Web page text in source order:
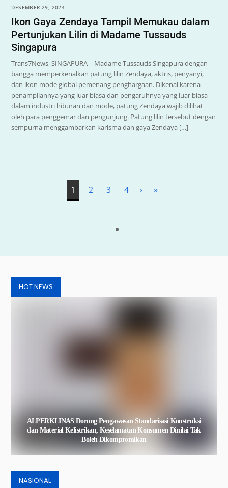
DESEMBER 29, 2024
Ikon Gaya Zendaya Tampil Memukau dalam
Pertunjukan Lilin di Madame Tussauds
Singapura
Trans7News, SINGAPURA – Madame Tussauds Singapura dengan
bangga memperkenalkan patung lilin Zendaya, aktris, penyanyi,
dan ikon mode global pemenang penghargaan. Dikenal karena
penampilannya yang luar biasa dan pengaruhnya yang luar biasa
dalam industri hiburan dan mode, patung Zendaya wajib dilihat
oleh para penggemar dan pengunjung. Patung lilin tersebut dengan
sempurna menggambarkan karisma dan gaya Zendaya […]
1 2 3 4 › »
HOT NEWS
ALPERKLINAS Dorong Pengawasan Standarisasi Konstruksi
dan Material Kelistrikan, Keselamatan Konsumen Dinilai Tak
Boleh Dikompromikan
NASIONAL